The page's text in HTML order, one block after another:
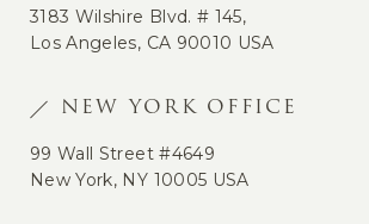
3183 Wilshire Blvd. # 145,
Los Angeles, CA 90010 USA
NEW YORK OFFICE
99 Wall Street #4649
New York, NY 10005 USA